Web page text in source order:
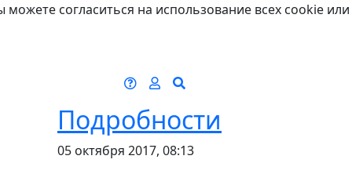
согласиться на использование всех cookie или
Подробности
05 октября 2017, 08:13